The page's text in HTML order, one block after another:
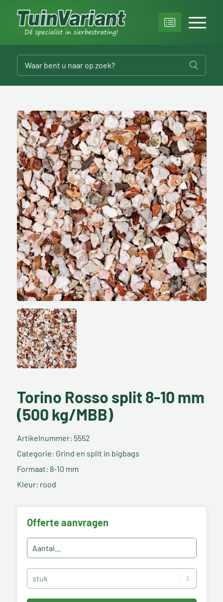
Torino Rosso split 8-10 mm
(500 kg/MBB)
Artikelnummer: 5552
Categorie: Grind en split in bigbags
Formaat: 8-10 mm
Kleur: rood
Offerte aanvragen